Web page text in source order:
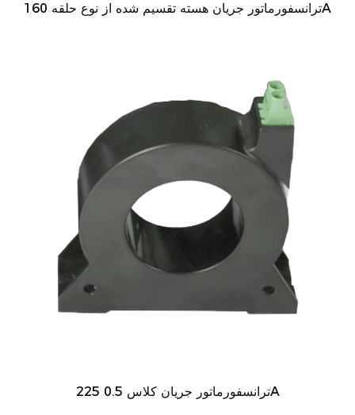
ترانسفورماتور جریان هسته تقسیم شده از نوع حلقه 160A
ترانسفورماتور جریان کلاس 0.5 225A